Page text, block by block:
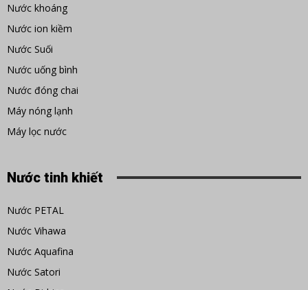
Nước khoáng
Nước ion kiềm
Nước Suối
Nước uống bình
Nước đóng chai
Máy nóng lạnh
Máy lọc nước
Nước tinh khiết
Nước PETAL
Nước Vihawa
Nước Aquafina
Nước Satori